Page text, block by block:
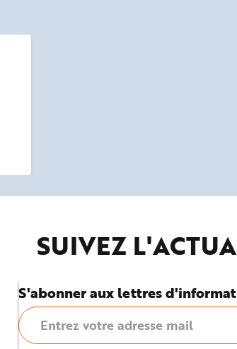
SUIVEZ
S'abonner aux lettres